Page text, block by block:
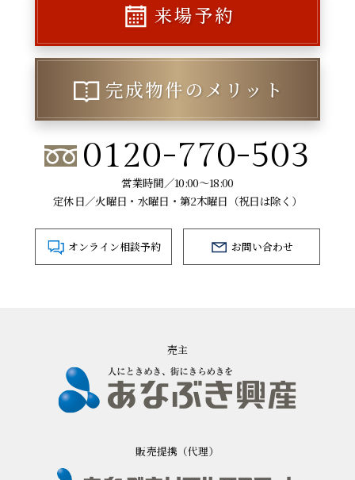
来場予約
完成物件のメリット
0120-770-503
営業時間／10:00～18:00
定休日／火曜日・水曜日・第2木曜日（祝日は除く）
オンライン相談予約 お問い合わせ
売主
販売提携（代理）